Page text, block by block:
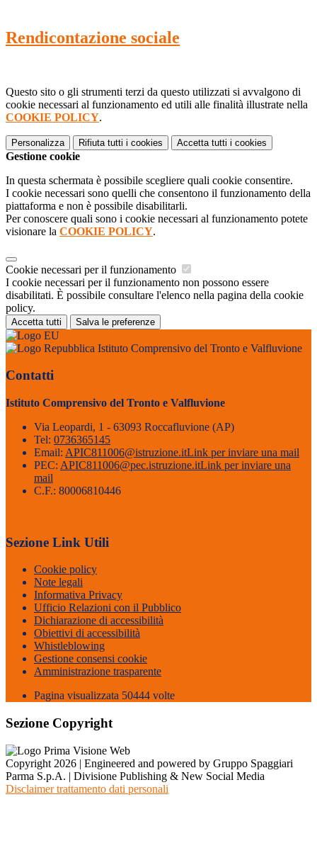
Rendicontazione sociale
Questo sito o gli strumenti terzi da questo utilizzati si avvalgono di
cookie necessari al funzionamento ed utili alle finalità illustrate nella
COOKIE POLICY.
Personalizza Rifiuta tutti i cookies Accetta tutti i cookies
Gestione cookie
In questa schermata è possibile scegliere quali cookie consentire.
I cookie necessari sono quelli che consentono il funzionamento della
piattaforma e non è possibile disabilitarli.
Per conoscere quali sono i cookie necessari al funzionamento potete
visionare la COOKIE POLICY.
Cookie necessari per il funzionamento
I cookie necessari per il funzionamento non possono essere
disabilitati. È possibile consultare l'elenco nella pagina della cookie
policy.
Accetta tutti Salva le preferenze
Istituto Comprensivo del Tronto e Valfluvione
Contatti
Istituto Comprensivo del Tronto e Valfluvione
Via Leopardi, 1 - 63093 Roccafluvione (AP)
Tel: 0736365145
Email: APIC811006@istruzione.itLink per inviare una mail
PEC: APIC811006@pec.istruzione.itLink per inviare una
mail
C.F.: 80006810446
Sezione Link Utili
Cookie policy
Note legali
Informativa Privacy
Ufficio Relazioni con il Pubblico
Dichiarazione di accessibilità
Obiettivi di accessibilità
Whistleblowing
Gestione consensi cookie
Amministrazione trasparente
Pagina visualizzata 50444 volte
Sezione Copyright
Copyright 2026 | Engineered and powered by Gruppo Spaggiari
Parma S.p.A. | Divisione Publishing & New Social Media
Disclaimer trattamento dati personali